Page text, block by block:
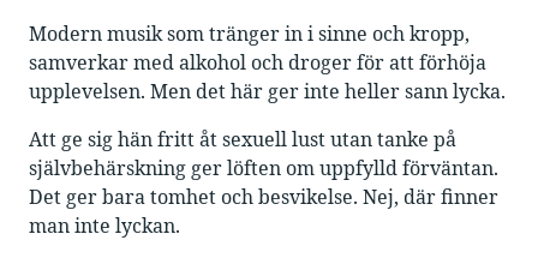
Modern musik som tränger in i sinne och kropp,
samverkar med alkohol och droger för att förhöja
upplevelsen. Men det här ger inte heller sann lycka.
Att ge sig hän fritt åt sexuell lust utan tanke på
självbehärskning ger löften om uppfylld förväntan.
Det ger bara tomhet och besvikelse. Nej, där finner
man inte lyckan.